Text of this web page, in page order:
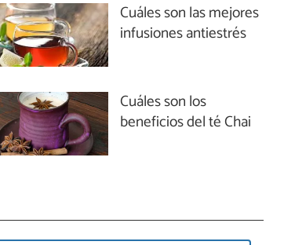
Cuáles son las mejores
infusiones antiestrés
Cuáles son los
beneficios del té Chai